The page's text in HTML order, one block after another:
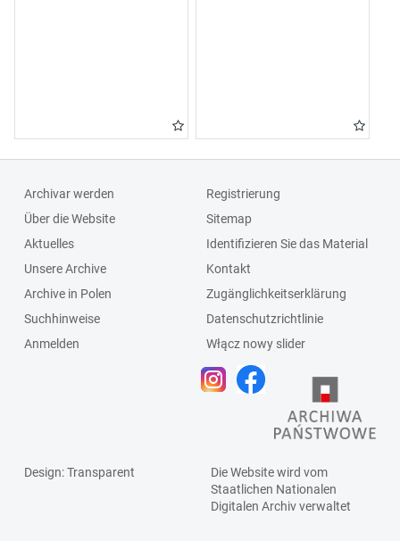
Archivar werden
Über die Website
Aktuelles
Unsere Archive
Archive in Polen
Suchhinweise
Anmelden
Registrierung
Sitemap
Identifizieren Sie das Material
Kontakt
Zugänglichkeitserklärung
Datenschutzrichtlinie
Włącz nowy slider
Design: Transparent
Die Website wird vom
Staatlichen Nationalen
Digitalen Archivverwaltet